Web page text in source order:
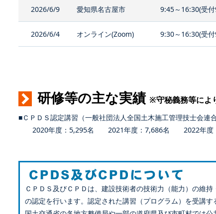
2026/6/9 愛知県名古屋市 9:45～16:30(受
2026/6/4 オンライン(Zoom) 9:30～16:30(受
研修等の主な実績 ※守秘義務等によ
■ＣＰＤＳ認定講習（一般社団法人全国土木施工管理技士会連合
2020年度：5,295名 2021年度：7,686名 2022年度
ＣＰＤＳ及びＣＰＤは、建設技術者の技術力（能力）の維
の認定を行います。認定された講習（プログラム）を受講